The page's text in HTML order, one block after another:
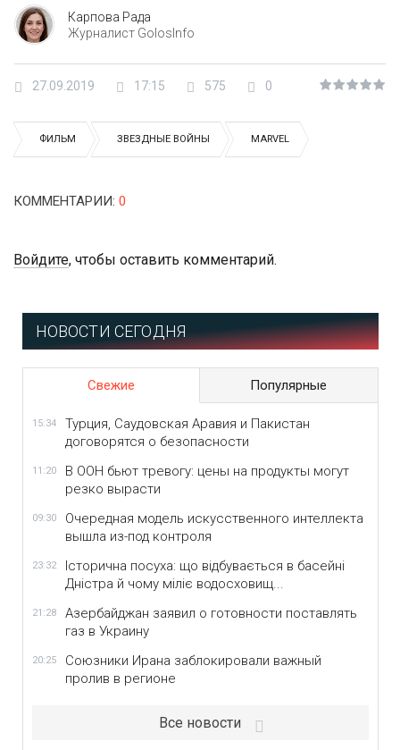
Карпова Рада
Журналист GolosInfo
27.09.2019 17:15 575 0
ФИЛЬМ ЗВЕЗДНЫЕ ВОЙНЫ MARVEL
КОММЕНТАРИИ: 0
Войдите, чтобы оставить комментарий.
НОВОСТИ СЕГОДНЯ
Свежие Популярные
15:34
Турция, Саудовская Аравия и Пакистан
договорятся о безопасности
11:20
В ООН бьют тревогу: цены на продукты могут
резко вырасти
09:30
Очередная модель искусственного интеллекта
вышла из-под контроля
23:32
Історична посуха: що відбувається в басейні
Дністра й чому міліє водосховищ...
21:28
Азербайджан заявил о готовности поставлять
газ в Украину
20:25
Союзники Ирана заблокировали важный
пролив в регионе
Все новости